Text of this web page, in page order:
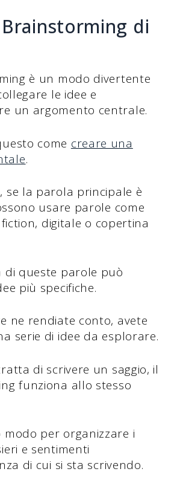
Brainstorming di
è un modo divertente
le idee e
un argomento centrale.
come creare una
.
se la parola principale è
usare parole come
digitale o copertina
di queste parole può
più specifiche.
ne rendiate conto, avete
serie di idee da esplorare.
di scrivere un saggio, il
funziona allo stesso
modo per organizzare i
e sentimenti
di cui si sta scrivendo.